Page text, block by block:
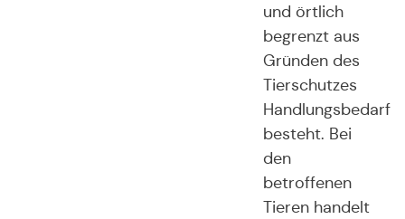
und örtlich
begrenzt aus
Gründen des
Tierschutzes
Handlungsbedarf
besteht. Bei
den
betroffenen
Tieren handelt